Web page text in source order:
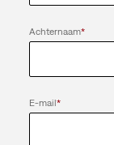
Achternaam*
E-mail*